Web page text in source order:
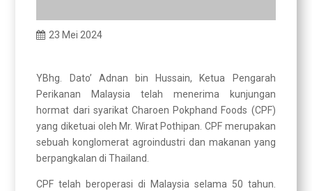
23 Mei 2024
YBhg. Dato’ Adnan bin Hussain, Ketua Pengarah
Perikanan Malaysia telah menerima kunjungan
hormat dari syarikat Charoen Pokphand Foods (CPF)
yang diketuai oleh Mr. Wirat Pothipan. CPF merupakan
sebuah konglomerat agroindustri dan makanan yang
berpangkalan di Thailand.
CPF telah beroperasi di Malaysia selama 50 tahun.